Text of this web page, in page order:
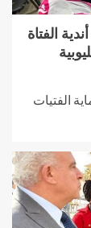
الفتاة
الفتيات